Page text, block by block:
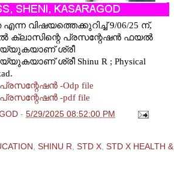
വിഷയത്തെക്കുറിച്ച് 9/06/25 ന്,
ക്ലാസിന്റെ പ്രസന്റേഷന്‍ ഫയല്‍
ശ്രീ
ശ്രീ Shinu R ; Physical
-Odp file
-pdf file
- 5/29/2025 08:52:00 PM
SHINU R STD X STD X HEALTH &